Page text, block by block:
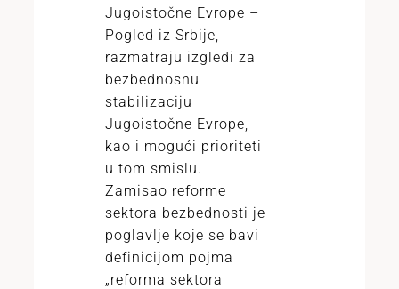
Jugoistočne Evrope –
Pogled iz Srbije,
razmatraju izgledi za
bezbednosnu
stabilizaciju
Jugoistočne Evrope,
kao i mogući prioriteti
u tom smislu.
Zamisao reforme
sektora bezbednosti je
poglavlje koje se bavi
definicijom pojma
„reforma sektora